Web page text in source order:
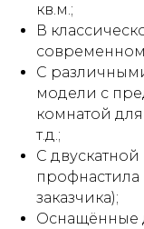
кв.м.;
В
современном
С
модели с
комнатой
т.д.;
С
заказчика);
Оснащённые